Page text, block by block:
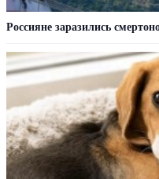
Россияне заразились